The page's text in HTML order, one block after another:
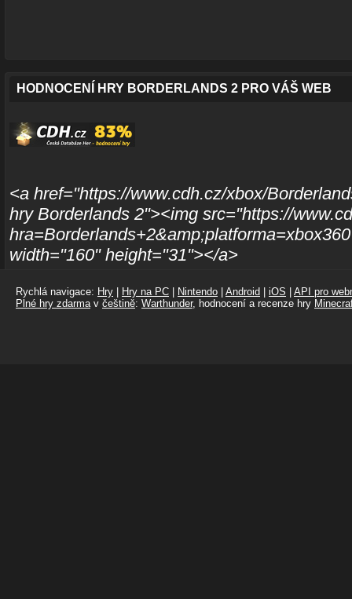
HODNOCENÍ HRY BORDERLANDS 2 PRO VÁŠ WEB
<a href="https://www.cdh.cz/xbox/
hry Borderlands 2"><img src="https://
width="160" height="31"></a>
Rychlá navigace: Hry Hry na PC Nintendo Android iOS
API pro
Plné hry zdarmav češtině: Warthunder, hodnocení a recenze hry